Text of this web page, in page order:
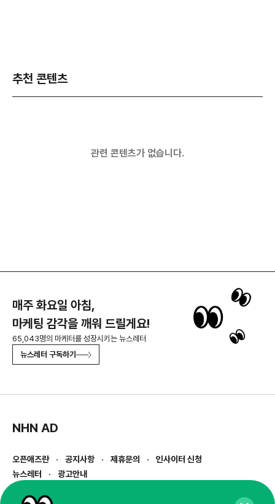
추천 콘텐츠
관련 콘텐츠가 없습니다.
매주 화요일 아침,
마케팅 감각을 깨워 드릴게요!
65,043명의 마케터를 성장시키는 뉴스레터
뉴스레터 구독하기
NHN AD
오픈애즈란 공지사항 제휴문의
인사이터 신청
뉴스레터
광고안내